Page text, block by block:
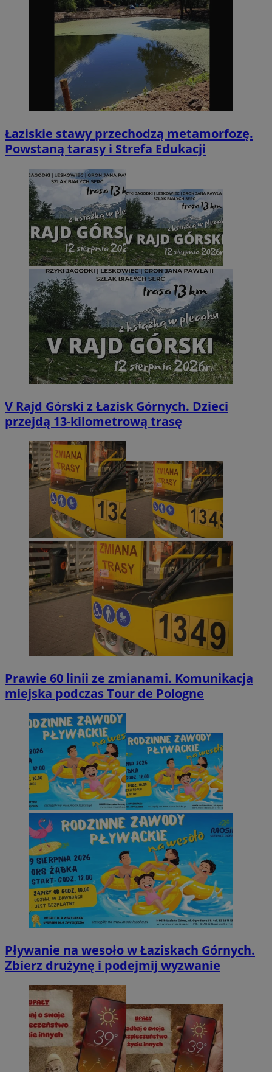
Łaziskie stawy przechodzą metamorfozę.
Powstaną tarasy i Strefa Edukacji
V Rajd Górski z Łazisk Górnych. Dzieci
przejdą 13-kilometrową trasę
Prawie 60 linii ze zmianami. Komunikacja
miejska podczas Tour de Pologne
Pływanie na wesoło w Łaziskach Górnych.
Zbierz drużynę i podejmij wyzwanie